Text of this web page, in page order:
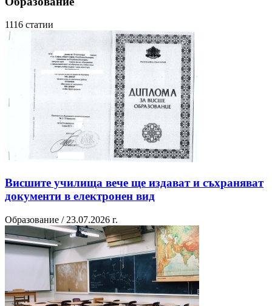
1116 статии
Висшите училища вече ще издават и съхраняват
документи в електронен вид
Образование / 23.07.2026 г.